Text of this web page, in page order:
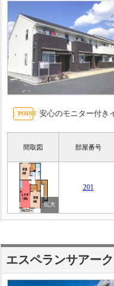
安心のモニター付き
間取図 部屋番号
201
エスペランサアー